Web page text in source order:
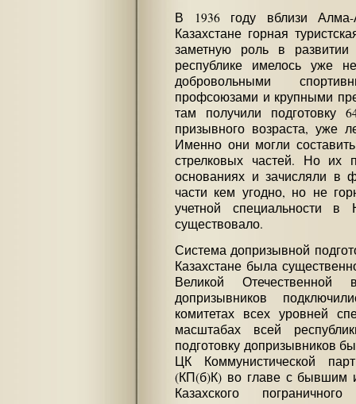
В 1936 году вблизи
Казахстане горная
заметную роль в
республике имелось уже
добровольными
профсоюзами и крупными
там получили подготовку
призывного возраста, уже
Именно они могли
стрелковых частей. Но
основаниях и зачисляли в
части кем угодно, но не
учетной специальности
существовало.
Система допризывной
Казахстане была
Великой
допризывников
комитетах всех уровней
масштабах всей
подготовку допризывников
ЦК Коммунистической
(КП(б)К) во главе с бывшим
Казахского